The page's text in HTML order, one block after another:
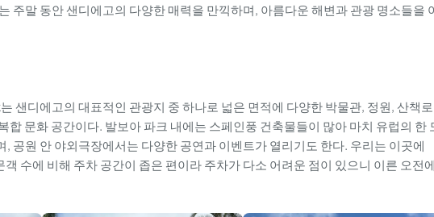
주말 동안 샌디에고의 다양한 매력을 만끽하며, 아름다운 해변과 관광 명소들을
샌디에고의 대표적인 관광지 중 하나로 넓은 면적에 다양한 박물관, 정원, 산책
합 문화 공간이다. 발보아 파크 내에는 스페인풍 건축물들이 많아 마치 유럽의 한
, 공원 안 야외극장에서는 다양한 공연과 이벤트가 열리기도 한다. 우리는 이곳에
수에 비해 주차 공간이 좁은 편이라 주차가 다소 어려운 점이 있으니 이른 오전